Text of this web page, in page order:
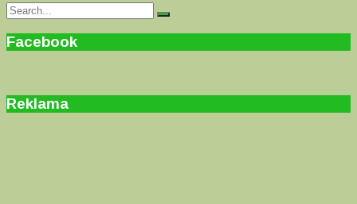
Search
for:
Search
Facebook
Reklama